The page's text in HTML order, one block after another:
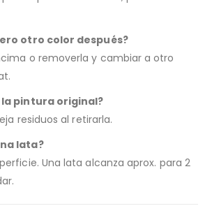
otro color después?
o removerla y cambiar a otro
la pintura original?
residuos al retirarla.
lata?
Una lata alcanza aprox. para 2